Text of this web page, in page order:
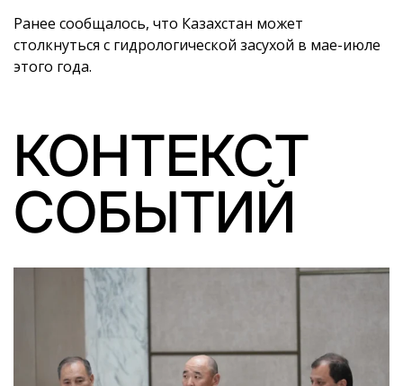
Ранее сообщалось, что Казахстан может
столкнуться с гидрологической засухой в мае-июле
этого года.
КОНТЕКСТ
СОБЫТИЙ